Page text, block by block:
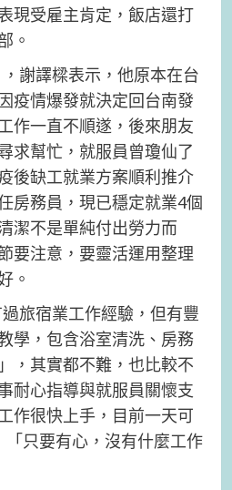
現受雇主肯定，飯店還打
。
謝譯樑表示，他原本在台
疫情爆發就決定回台南發
作一直不順遂，後來朋友
求幫忙，就服員曾瓊仙了
後缺工就業方案順利推介
房務員，現已穩定就業4個
潔不是單純付出勞力而
要注意，要靈活運用整理
。
旅宿業工作經驗，但有豐
學，包含浴室清洗、房務
，其實都不難，也比較不
耐心指導與就服員關懷支
作很快上手，目前一天可
只要有心，沒有什麼工作